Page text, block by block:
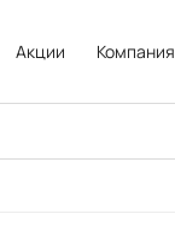
Акции Компания